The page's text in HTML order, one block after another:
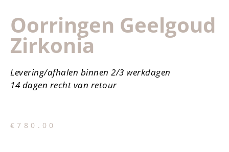
Oorringen Geelgoud
Zirkonia
Levering/afhalen binnen 2/3 werkdagen
14 dagen recht van retour
€780.00